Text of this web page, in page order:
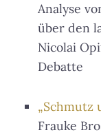
Analyse
über den
Nicolai
Debatte
„Schmutz
Frauke